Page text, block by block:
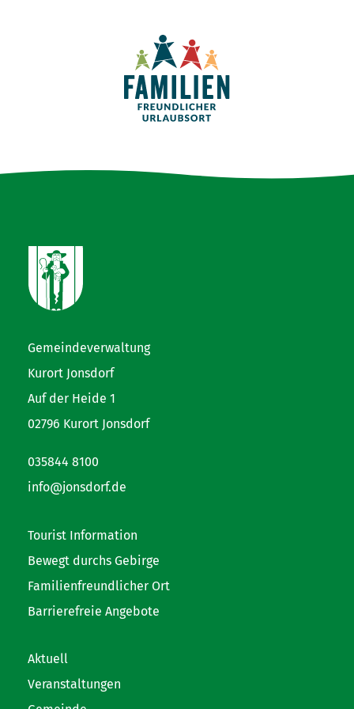
Gemeindeverwaltung
Kurort Jonsdorf
Auf der Heide 1
02796 Kurort Jonsdorf
035844 8100
info@jonsdorf.de
Tourist Information
Bewegt durchs Gebirge
Familienfreundlicher Ort
Barrierefreie Angebote
Aktuell
Veranstaltungen